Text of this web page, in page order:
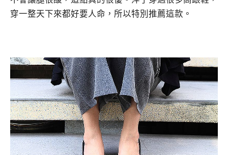
穿一整天下來都好要人命，所以特別推薦這款。